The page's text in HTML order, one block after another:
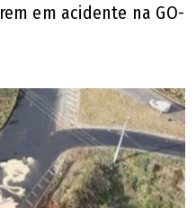
em acidente na GO-